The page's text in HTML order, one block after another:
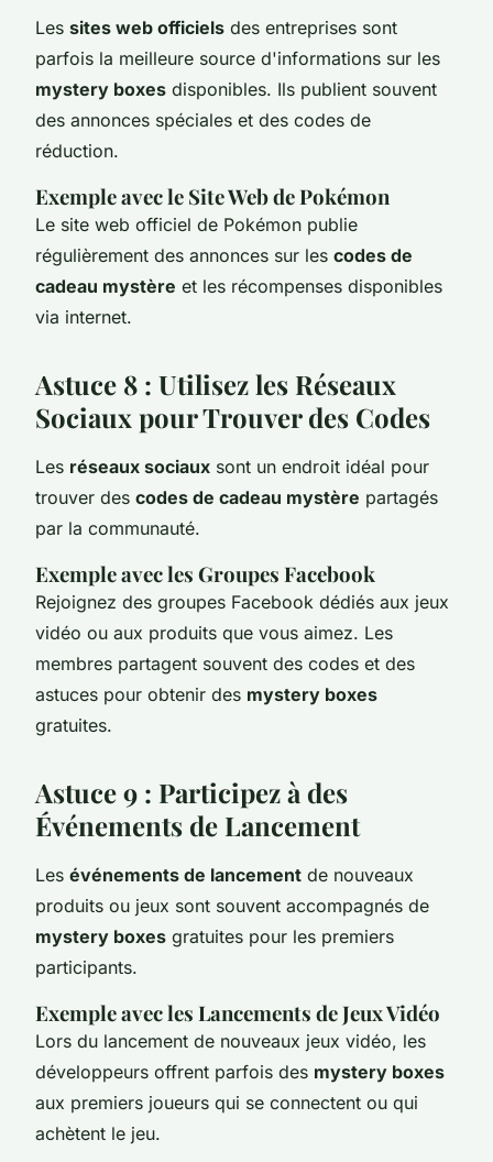
Les sites web officiels des entreprises sont
parfois la meilleure source d'informations sur les
mystery boxes disponibles. Ils publient souvent
des annonces spéciales et des codes de
réduction.
Exemple avec le Site Web de Pokémon
Le site web officiel de Pokémon publie
régulièrement des annonces sur les codes de
cadeau mystère et les récompenses disponibles
via internet.
Astuce 8 : Utilisez les Réseaux
Sociaux pour Trouver des Codes
Les réseaux sociaux sont un endroit idéal pour
trouver des codes de cadeau mystère partagés
par la communauté.
Exemple avec les Groupes Facebook
Rejoignez des groupes Facebook dédiés aux jeux
vidéo ou aux produits que vous aimez. Les
membres partagent souvent des codes et des
astuces pour obtenir des mystery boxes
gratuites.
Astuce 9 : Participez à des
Événements de Lancement
Les événements de lancement de nouveaux
produits ou jeux sont souvent accompagnés de
mystery boxes gratuites pour les premiers
participants.
Exemple avec les Lancements de Jeux Vidéo
Lors du lancement de nouveaux jeux vidéo, les
développeurs offrent parfois des mystery boxes
aux premiers joueurs qui se connectent ou qui
achètent le jeu.